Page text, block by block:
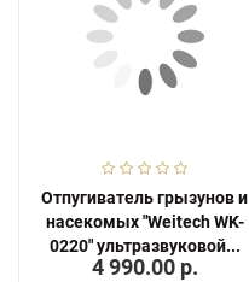
Отпугиватель грызунов и
насекомых "Weitech WK-
0220" ультразвуковой...
4 990.00 р.